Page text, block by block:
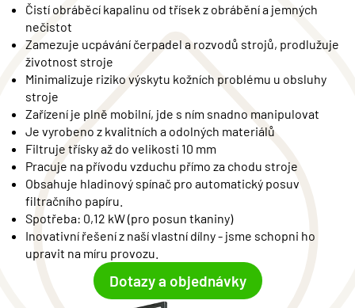
Čistí obráběcí kapalinu od třísek z obrábění a jemných
nečistot
Zamezuje ucpávání čerpadel a rozvodů strojů, prodlužuje
životnost stroje
Minimalizuje riziko výskytu kožních problému u obsluhy
stroje
Zařízení je plně mobilní, jde s ním snadno manipulovat
Je vyrobeno z kvalitních a odolných materiálů
Filtruje třísky až do velikosti 10 mm
Pracuje na přívodu vzduchu přímo za chodu stroje
Obsahuje hladinový spínač pro automatický posuv
filtračního papíru.
Spotřeba: 0,12 kW (pro posun tkaniny)
Inovativní řešení z naší vlastní dílny - jsme schopni ho
upravit na míru provozu.
Dotazy a objednávky